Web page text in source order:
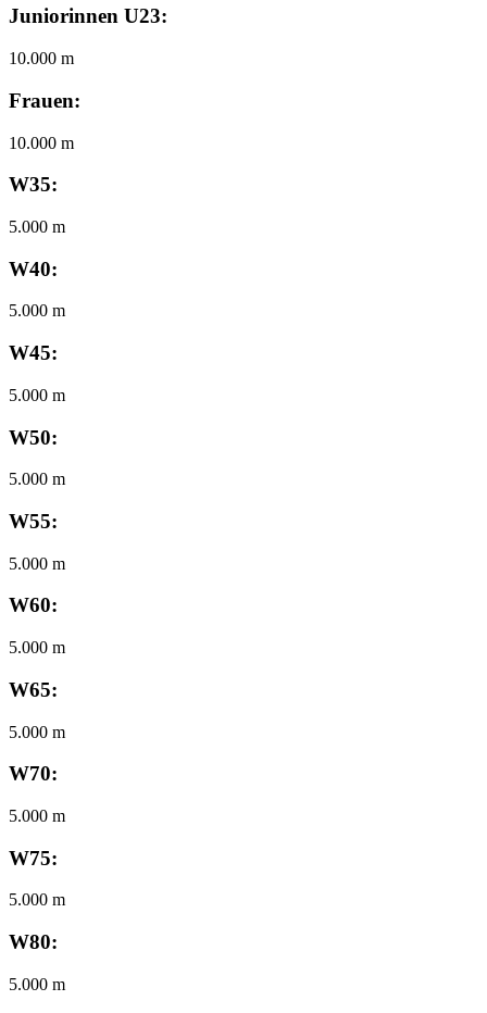
Juniorinnen U23:
10.000 m
Frauen:
10.000 m
W35:
5.000 m
W40:
5.000 m
W45:
5.000 m
W50:
5.000 m
W55:
5.000 m
W60:
5.000 m
W65:
5.000 m
W70:
5.000 m
W75:
5.000 m
W80:
5.000 m